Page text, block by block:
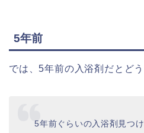
5年前
では、5年前の入浴剤だとど
5年前ぐらいの入浴剤見つ